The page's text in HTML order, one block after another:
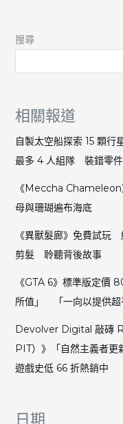
搜尋
相關報道
自製太空船探索 15 顆
最多 4 人組隊 裝錯零
《Meccha
母與珊瑚遍布海底
《異獸髮廊》免費試
剪髮 聆聽背後故事
《GTA 6》標準版定價
所值」 「一向以提供超
Devolver Digital 敲磚
PIT）》「自然主義者更
遊戲史低 66 折熱銷中
日期